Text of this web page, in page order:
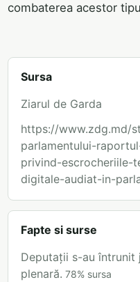
combaterea acestor
Sursa
Ziarul de Garda
https://www.zdg.md/
parlamentului-
privind-escrocheriile-
digitale-audiat-in-
Fapte si surse
Deputații s-au întrunit
plenară. 78% sursa